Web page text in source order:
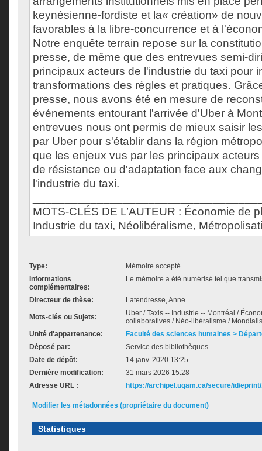
keynésienne-fordiste et la« création» de
favorables à la libre-concurrence et à
Notre enquête terrain repose sur la
presse, de même que des entrevues semi-
principaux acteurs de l'industrie du taxi pour
transformations des règles et pratiques.
presse, nous avons été en mesure de
événements entourant l'arrivée d'Uber à
entrevues nous ont permis de mieux saisir
par Uber pour s'établir dans la région
que les enjeux vus par les principaux
de résistance ou d'adaptation face aux
l'industrie du taxi.
MOTS-CLÉS DE L’AUTEUR : Économie de
Industrie du taxi, Néolibéralisme,
Type:
Mémoire accepté
Informations
complémentaires:
Le mémoire a été numérisé tel que
Directeur de thèse: Latendresse, Anne
Mots-clés ou Sujets:
Uber / Taxis -- Industrie -- Montréal /
collaboratives / Néo-libéralisme /
Unité d'appartenance:
Faculté des sciences humaines >
Déposé par:
Service des bibliothèques
Date de dépôt:
14 janv. 2020 13:25
Dernière modification:
31 mars 2026 15:28
Adresse URL :
https://archipel.uqam.ca/secure/id/
Modifier les métadonnées (propriétaire du document)
Statistiques